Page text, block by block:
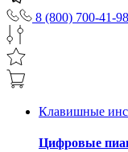
8 (800) 700-41-98
Клавишные
Цифровые